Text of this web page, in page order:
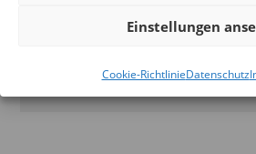
Einstellungen
Cookie-RichtlinieDatenschutz
DAM OSTEND